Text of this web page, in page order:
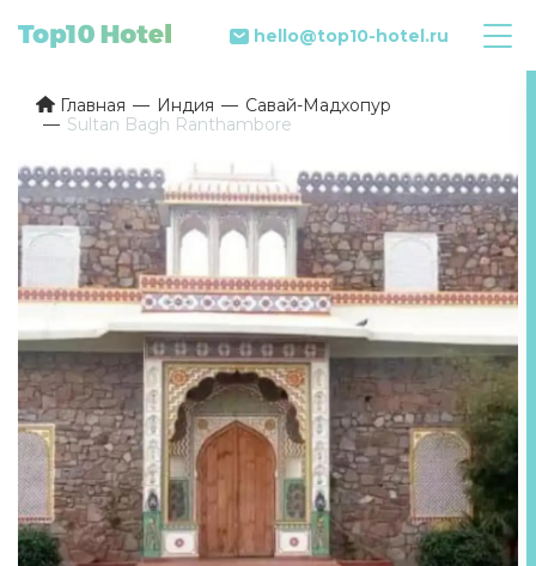
hello@top10-hotel.ru
Главная Индия
Савай-Мадхопур
Sultan Bagh Ranthambore